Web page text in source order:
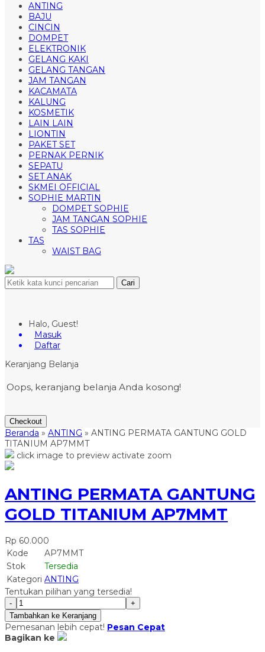
ANTING
BAJU
CINCIN
DOMPET
ELEKTRONIK
GELANG KAKI
GELANG TANGAN
JAM TANGAN
KACAMATA
KALUNG
KOSMETIK
LAIN LAIN
LIONTIN
PAKET SET
PERNAK PERNIK
SEPATU
SET ANAK
SKMEI OFFICIAL
SOPHIE MARTIN
DOMPET SOPHIE
JAM TANGAN SOPHIE
TAS SOPHIE
TAS
WAIST BAG
Cari
Halo, Guest!
Masuk
Daftar
Keranjang Belanja
Oops, keranjang belanja Anda kosong!
Checkout
Beranda » ANTING » ANTING PERMATA GANTUNG GOLD
TITANIUM AP7MMT
click image to preview activate zoom
ANTING PERMATA GANTUNG
GOLD TITANIUM AP7MMT
Rp 60.000
Kode
AP7MMT
Stok
Tersedia
Kategori ANTING
Tentukan pilihan yang tersedia!
-
+
Tambahkan ke Keranjang
Pemesanan lebih cepat! Pesan Cepat
Bagikan ke